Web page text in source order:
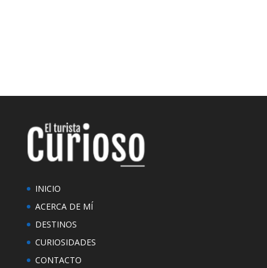
INICIO
ACERCA DE MÍ
DESTINOS
CURIOSIDADES
CONTACTO